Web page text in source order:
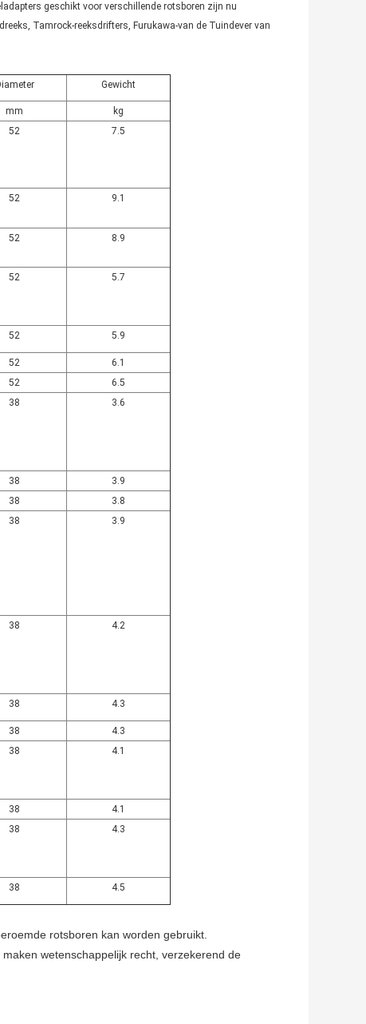
geschikt voor verschillende rotsboren zijn nu
Tamrock-reeksdrifters, Furukawa-van de Tuindever van
Gewicht
mm
kg
52 7.5
52 9.1
52 8.9
52 5.7
52 5.9
52
6.1
52
6.5
38 3.6
38
3.9
38
3.8
38 3.9
38 4.2
38 4.3
38
4.3
38 4.1
38
4.1
38 4.3
38 4.5
rotsboren kan worden gebruikt.
wetenschappelijk recht, verzekerend de